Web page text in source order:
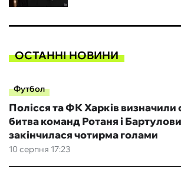
ОСТАННІ НОВИНИ
Футбол
10 серпня 17:23
Полісся та ФК Харків визначили
битва команд Ротаня і
закінчилася чотирма голами